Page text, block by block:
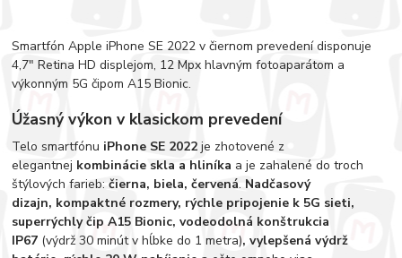
Smartfón Apple iPhone SE 2022 v čiernom prevedení disponuje
4,7" Retina HD displejom, 12 Mpx hlavným fotoaparátom a
výkonným 5G čipom A15 Bionic.
Úžasný výkon v klasickom prevedení
Telo smartfónu iPhone SE 2022 je zhotovené z
elegantnej kombinácie skla a hliníka a je zahalené do troch
štýlových farieb: čierna, biela, červená. Nadčasový
dizajn, kompaktné rozmery, rýchle pripojenie k 5G sieti,
superrýchly čip A15 Bionic, vodeodolná konštrukcia
IP67 (výdrž 30 minút v hĺbke do 1 metra), vylepšená výdrž